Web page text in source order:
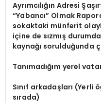
Ayrımcılığın Adresi
“Yabancı” Olmak
sokaktaki münferit
içine de sızmış
kaynağı sorulduğunda
Tanımadığım yerel
Sınıf arkadaşları (Yerli
sırada)